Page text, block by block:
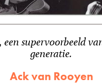
een supervoorbeeld
generatie.
Ack van Rooyen